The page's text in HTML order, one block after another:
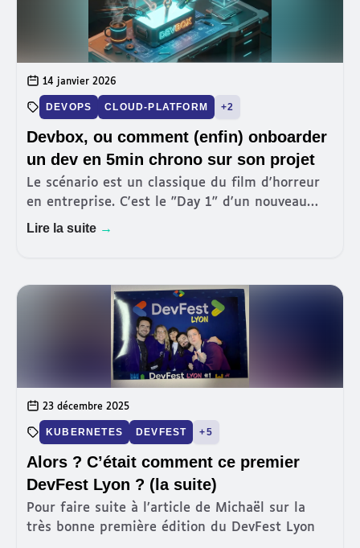
14 janvier 2026
DEVOPS CLOUD-PLATFORM +2
Devbox, ou comment (enfin) onboarder
un dev en 5min chrono sur son projet
Le scénario est un classique du film d'horreur
en entreprise. C'est le "Day 1" d'un nouveau
développeur. Il est motivé, son café est chaud,
Lire la suite →
23 décembre 2025
KUBERNETES DEVFEST +5
Alors ? C’était comment ce premier
DevFest Lyon ? (la suite)
Pour faire suite à l’article de Michaël sur la
très bonne première édition du DevFest Lyon